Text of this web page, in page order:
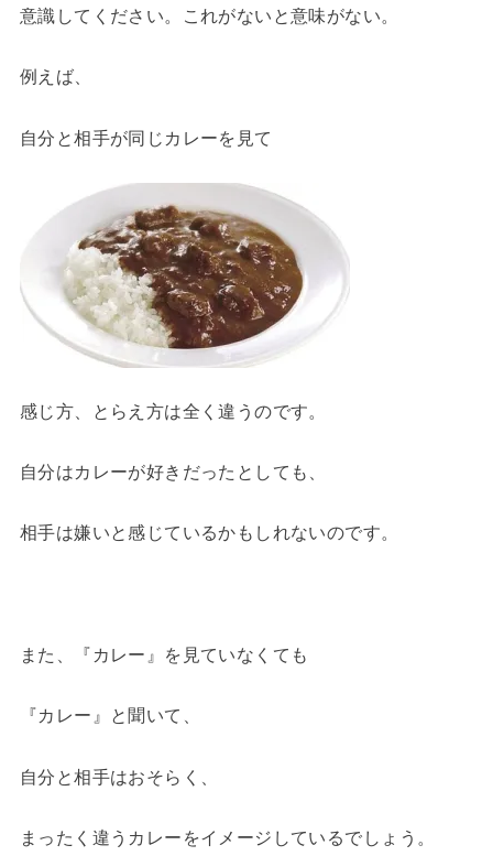
意識してください。これがないと意味がない。
例えば、
自分と相手が同じカレーを見て
感じ方、とらえ方は全く違うのです。
自分はカレーが好きだったとしても、
相手は嫌いと感じているかもしれないのです。
また、『カレー』を見ていなくても
『カレー』と聞いて、
自分と相手はおそらく、
まったく違うカレーをイメージしているでしょう。